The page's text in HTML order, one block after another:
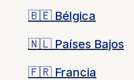
🇧🇪 Bélgica
🇳🇱 Países Bajos
🇫🇷 Francia